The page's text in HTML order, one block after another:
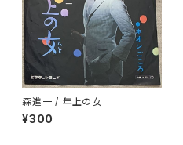
森進一 / 年上の女
¥300